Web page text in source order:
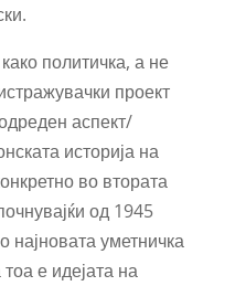
политичка, а не
проект
аспект/
историја на
во втората
од 1945
најновата уметничка
е идејата на